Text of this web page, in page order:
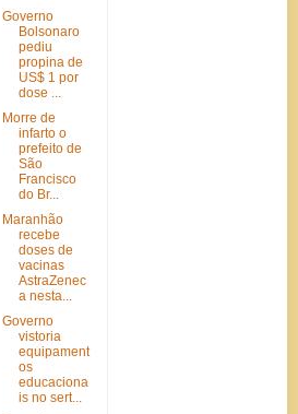
Governo
Bolsonaro
pediu
propina de
US$ 1 por
dose ...
Morre de
infarto o
prefeito de
São
Francisco
do Br...
Maranhão
recebe
doses de
vacinas
AstraZenec
a nesta...
Governo
vistoria
equipament
os
educaciona
is no sert...